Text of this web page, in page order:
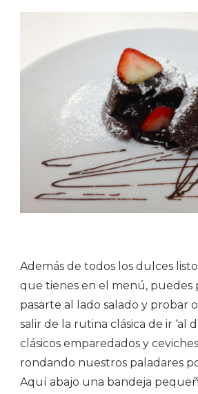
Además de todos los dulces
que tienes en el menú,
pasarte al lado salado y probar
salir de la rutina clásica de ir ‘al
clásicos emparedados y
rondando nuestros paladares
Aquí abajo una bandeja